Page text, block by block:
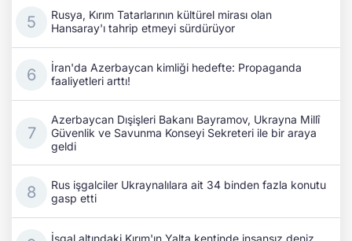
Rusya, Kırım Tatarlarının kültürel mirası olan
Hansaray'ı tahrip etmeyi sürdürüyor
İran'da Azerbaycan kimliği hedefte: Propaganda
faaliyetleri arttı!
Azerbaycan Dışişleri Bakanı Bayramov, Ukrayna Millî
Güvenlik ve Savunma Konseyi Sekreteri ile bir araya
geldi
Rus işgalciler Ukraynalılara ait 34 binden fazla konutu
gasp etti
İşgal altındaki Kırım'ın Yalta kentinde insansız deniz